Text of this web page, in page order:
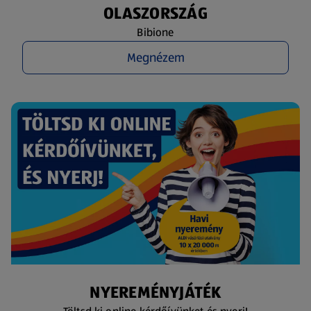
OLASZORSZÁG
Bibione
Megnézem
NYEREMÉNYJÁTÉK